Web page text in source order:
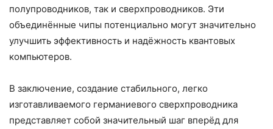
полупроводников, так и сверхпроводников. Эти
объединённые чипы потенциально могут значительно
улучшить эффективность и надёжность квантовых
компьютеров.
В заключение, создание стабильного, легко
изготавливаемого германиевого сверхпроводника
представляет собой значительный шаг вперёд для